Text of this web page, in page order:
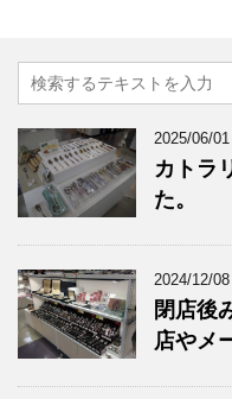
2025/06/01
カトラ
た。
2024/12/08
閉店後
店やメ